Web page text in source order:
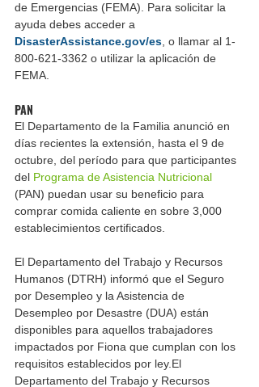
de Emergencias (FEMA). Para solicitar la
ayuda debes acceder a
DisasterAssistance.gov/es, o llamar al 1-
800-621-3362 o utilizar la aplicación de
FEMA.
PAN
El Departamento de la Familia anunció en
días recientes la extensión, hasta el 9 de
octubre, del período para que participantes
del Programa de Asistencia Nutricional
(PAN) puedan usar su beneficio para
comprar comida caliente en sobre 3,000
establecimientos certificados.
El Departamento del Trabajo y Recursos
Humanos (DTRH) informó que el Seguro
por Desempleo y la Asistencia de
Desempleo por Desastre (DUA) están
disponibles para aquellos trabajadores
impactados por Fiona que cumplan con los
requisitos establecidos por ley.El
Departamento del Trabajo y Recursos